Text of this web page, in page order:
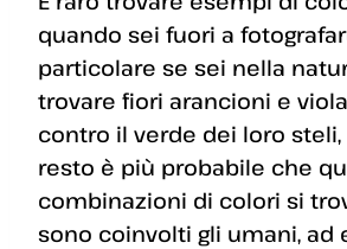
quando sei fuori a
particolare se sei nella
trovare fiori arancioni e
contro il verde dei loro
resto è più probabile che
combinazioni di colori si
sono coinvolti gli umani, ad